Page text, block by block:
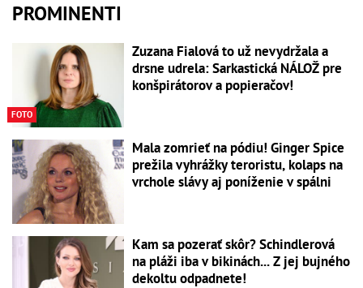
PROMINENTI
FOTO
Zuzana Fialová to už nevydržala a
drsne udrela: Sarkastická NÁLOŽ pre
konšpirátorov a popieračov!
Mala zomrieť na pódiu! Ginger Spice
prežila vyhrážky teroristu, kolaps na
vrchole slávy aj poníženie v spálni
Kam sa pozerať skôr? Schindlerová
na pláži iba v bikinách... Z jej bujného
dekoltu odpadnete!